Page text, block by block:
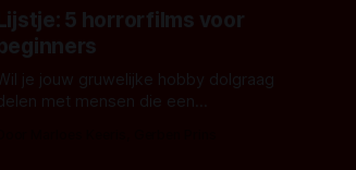
5 horrorfilms voor
je jouw gruwelijke hobby dolgraag
met mensen die een